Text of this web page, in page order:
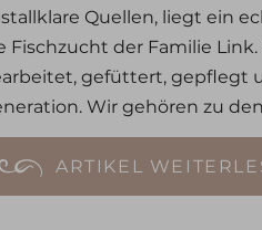
Quellen, liegt ein
Fischzucht der Familie
gefüttert, gepflegt
Wir gehören zu
Fische. Denn,
schmeckt man.
ARTIKEL